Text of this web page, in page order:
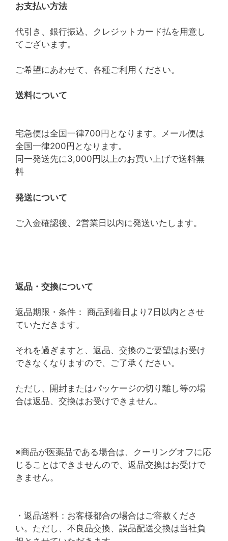
お支払い方法
代引き、銀行振込、クレジットカード払を用意し
てございます。
ご希望にあわせて、各種ご利用ください。
送料について
宅急便は全国一律700円となります。メール便は
全国一律200円となります。
同一発送先に3,000円以上のお買い上げで送料無
料
発送について
ご入金確認後、2営業日以内に発送いたします。
返品・交換について
返品期限・条件： 商品到着日より7日以内とさせ
ていただきます。
それを過ぎますと、返品、交換のご要望はお受け
できなくなりますので、ご了承ください。
ただし、開封またはパッケージの切り離し等の場
合は返品、交換はお受けできません。
※商品が医薬品である場合は、クーリングオフに応
じることはできませんので、返品交換はお受けで
きません。
・返品送料：お客様都合の場合はご容赦くださ
い。ただし、不良品交換、誤品配送交換は当社負